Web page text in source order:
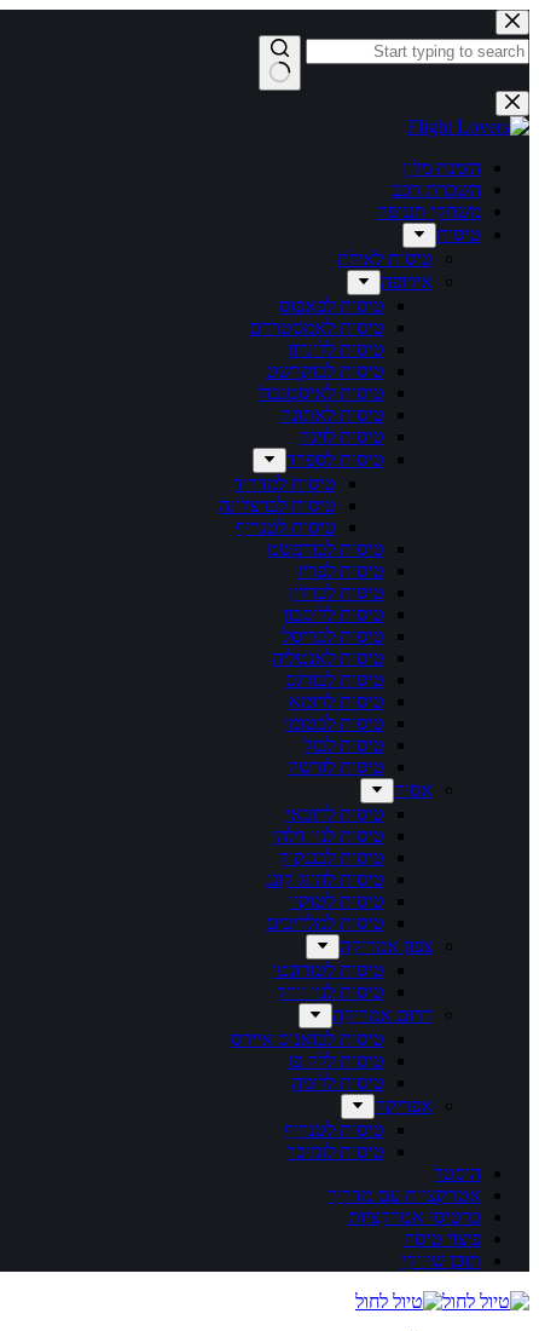
הזמנת מלון
השכרת רכב
משחקי תעופה
טיסות
טיסות לאילת
אירופה
טיסות לפאפוס
טיסות לאמסטרדם
טיסות ללונדון
טיסות לבוקרשט
טיסות לאיסטנבול
טיסות לאתונה
טיסות לוינה
טיסות לספרד
טיסות למדריד
טיסות לברצלונה
טיסות לטנריף
טיסות לבודפשט
טיסות לפריז
טיסות לברלין
טיסות לליסבון
טיסות לבריסל
טיסות לאנטליה
טיסות לבורגס
טיסות לרומא
טיסות לבטומי
טיסות לבזל
טיסות לורשה
אסיה
טיסות לדובאי
טיסות לניו דלהי
טיסות לבנגקוק
טיסות להונג קונג
טיסות לטוקיו​
טיסות למלדיבים
צפון אמריקה
טיסות לטורונטו
טיסות לניו יורק
דרום אמריקה
טיסות לבואנוס איירס
טיסות ללה פז
טיסות ללימה
אפריקה
טיסות לטנריף
טיסות לזנזיבר
הוסטל
אטרקציות עם מדריך
כרטיסי אטרקציות
פיצוי טיסה
תוכן שיווקי